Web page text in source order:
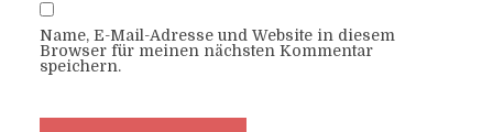
Name, E-Mail-Adresse und Website in diesem
Browser für meinen nächsten Kommentar
speichern.